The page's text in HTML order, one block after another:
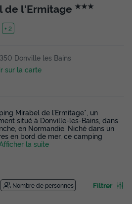
de l'Ermitage ★★★
+ 2
Donville les Bains
sur la carte
Mirabel de l’Ermitage*, un
situé à Donville-les-Bains, dans
en Normandie. Niché dans un
en bord de mer, ce camping
Afficher la suite
Nombre de personnes Filtrer